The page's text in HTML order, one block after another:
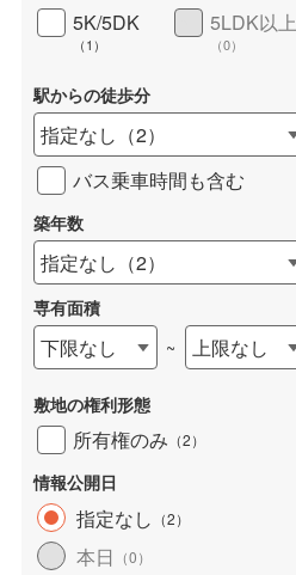
5K/5DK
（1 ）
5LDK以上
（0）
駅からの徒歩分
指定なし （2）
バス乗車時間も含む
築年数
指定なし （2）
専有面積
下限なし ~ 上限なし
敷地の権利形態
所有権のみ （2）
情報公開日
指定なし （2）
本日 （0）
詳しく見る